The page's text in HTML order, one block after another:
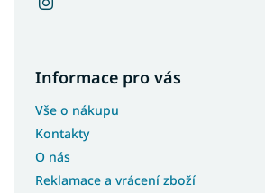
Matrace 80x185
Matrace 85x195
Informace pro vás
Vše o nákupu
Kontakty
O nás
Reklamace a vrácení zboží